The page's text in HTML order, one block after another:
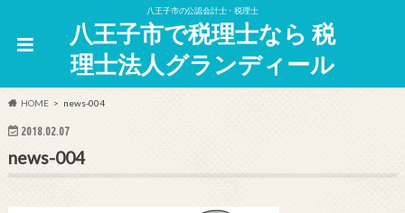
八王子市の公認会計士・税理士
八王子市で税理士なら 税
理士法人グランディール
HOME news-004
2018.02.07
news-004